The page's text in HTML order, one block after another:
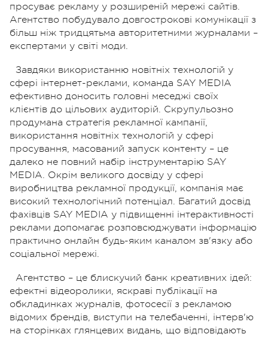
просуває рекламу у розширеній мережі сайтів.
Агентство побудувало довгострокові комунікації з
більш ніж тридцятьма авторитетними журналами –
експертами у світі моди.
Завдяки використанню новітніх технологій у
сфері інтернет-реклами, команда SAY MEDIA
ефективно доносить головні меседжі своїх
клієнтів до цільових аудиторій. Скрупульозно
продумана стратегія рекламної кампанії,
використання новітніх технологій у сфері
просування, масований запуск контенту – це
далеко не повний набір інструментарію SAY
MEDIA. Окрім великого досвіду у сфері
виробництва рекламної продукції, компанія має
високий технологічний потенціал. Багатий досвід
фахівців SAY MEDIA у підвищенні інтерактивності
реклами допомагає розповсюджувати інформацію
практично онлайн будь-яким каналом зв'язку або
соціальної мережі.
Агентство – це блискучий банк креативних ідей:
ефектні відеоролики, яскраві публікації на
обкладинках журналів, фотосесії з рекламою
відомих брендів, виступи на телебаченні, інтерв'ю
на сторінках глянцевих видань, що відповідають